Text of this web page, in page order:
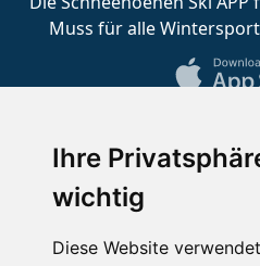
Ihre
wichtig
Diese Website
Muss für alle
Impressum